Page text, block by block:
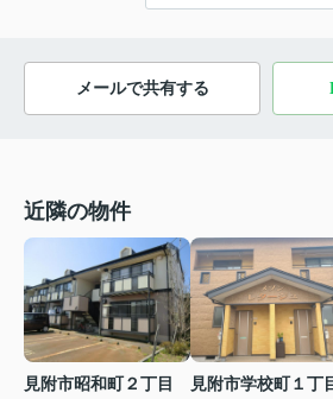
メールで共有する
近隣の物件
見附市昭和町２丁目
見附市学校町１丁